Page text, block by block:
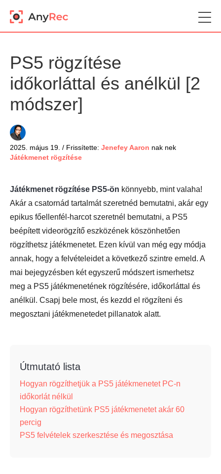
PS5 rögzítése
időkorláttal és anélkül [2
módszer]
2025. május 19. / Frissítette: Jenefey Aaron nak nek
Játékmenet rögzítése
Játékmenet rögzítése PS5-ön könnyebb, mint valaha!
Akár a csatornád tartalmát szeretnéd bemutatni, akár egy
epikus főellenfél-harcot szeretnél bemutatni, a PS5
beépített videorögzítő eszközének köszönhetően
rögzíthetsz játékmenetet. Ezen kívül van még egy módja
annak, hogy a felvételeidet a következő szintre emeld. A
mai bejegyzésben két egyszerű módszert ismerhetsz
meg a PS5 játékmenetének rögzítésére, időkorláttal és
anélkül. Csapj bele most, és kezdd el rögzíteni és
megosztani játékmenetedet pillanatok alatt.
Útmutató lista
Hogyan rögzíthetjük a PS5 játékmenetet PC-n
időkorlát nélkül
Hogyan rögzíthetünk PS5 játékmenetet akár 60
percig
PS5 felvételek szerkesztése és megosztása